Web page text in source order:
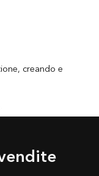
creando e